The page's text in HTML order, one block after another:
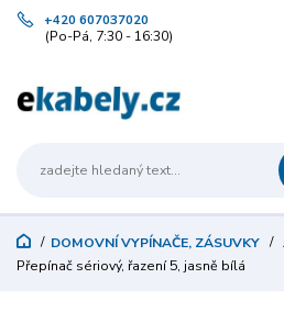
+420 607037020
(Po-Pá, 7:30 - 16:30)
DOMOVNÍ VYPÍNAČE, ZÁSUVKY
Přepínač sériový, řazení 5, jasně bílá